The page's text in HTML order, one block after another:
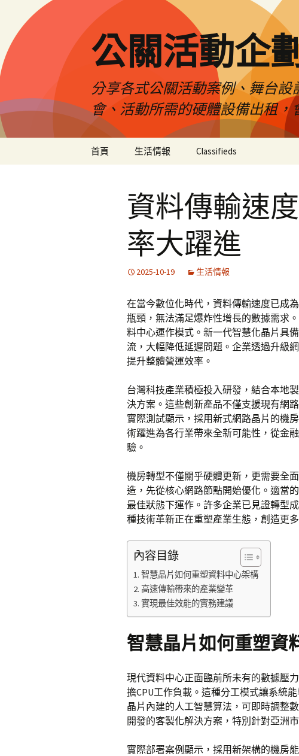
公關活動企
分享各式公關活動案例、舞台
會、活動所需的硬體設備出租
首頁 生活情報 Classifieds
資料傳輸速
率大躍進
2025-10-19 生活情報
在當今數位化時代，資料傳輸速度已成
瓶頸，無法滿足爆炸性增長的數據需求
料中心運作模式。新一代智慧化晶片具
流，大幅降低延遲問題。企業透過升級
提升整體營運效率。
台灣科技產業積極投入研發，結合本地
決方案。這些創新產品不僅支援現有網
實際測試顯示，採用新式網路晶片的機
術躍進為各行業帶來全新可能性，從金
驗。
機房轉型不僅關乎硬體更新，更需要全
造，先從核心網路節點開始優化。適當
最佳狀態下運作。許多企業已見證轉型
種技術革新正在重塑產業生態，創造更
內容目錄
智慧晶片如何重塑資料中心架構
高速傳輸帶來的產業變革
實現最佳效能的實務建議
智慧晶片如何重塑資
現代資料中心正面臨前所未有的數據壓
擔CPU工作負載。這種分工模式讓系統
晶片內建的人工智慧算法，可即時調整
開發的客製化解決方案，特別針對亞洲
實際部署案例顯示，採用新架構的機房